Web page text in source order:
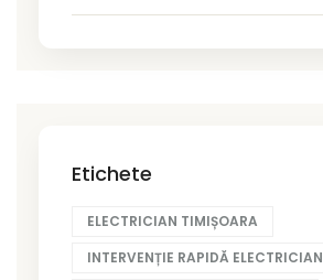
Etichete
ELECTRICIAN TIMIȘOARA
INTERVENȚIE RAPIDĂ ELECTRICIAN